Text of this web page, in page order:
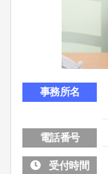
事務所名
電話番号
受付時間